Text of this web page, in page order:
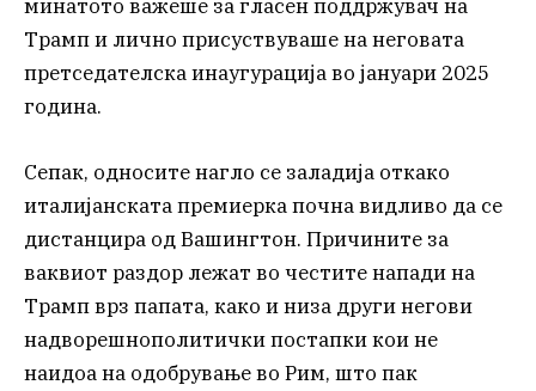
минатото важеше за гласен поддржувач на
Трамп и лично присуствуваше на неговата
претседателска инаугурација во јануари 2025
година.
Сепак, односите нагло се заладија откако
италијанската премиерка почна видливо да се
дистанцира од Вашингтон. Причините за
ваквиот раздор лежат во честите напади на
Трамп врз папата, како и низа други негови
надворешнополитички постапки кои не
наидоа на одобрување во Рим, што пак